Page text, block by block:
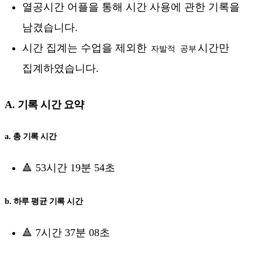
열공시간 어플을 통해 시간 사용에 관한 기록을
남겼습니다.
시간 집계는 수업을 제외한 자발적 공부시간만
집계하였습니다.
A. 기록 시간 요약
a. 총 기록 시간
🔺 53시간 19분 54초
b. 하루 평균 기록 시간
🔺 7시간 37분 08초